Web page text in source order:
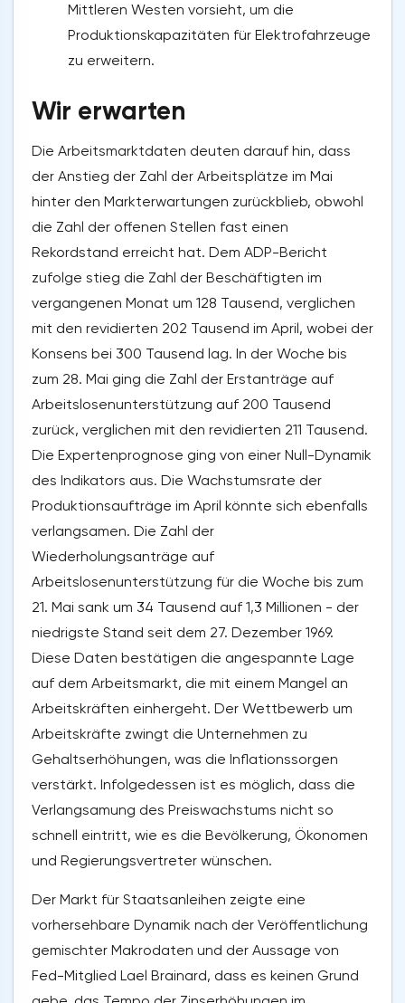
Mittleren Westen vorsieht, um die
Produktionskapazitäten für Elektrofahrzeuge
zu erweitern.
Wir erwarten
Die Arbeitsmarktdaten deuten darauf hin, dass
der Anstieg der Zahl der Arbeitsplätze im Mai
hinter den Markterwartungen zurückblieb, obwohl
die Zahl der offenen Stellen fast einen
Rekordstand erreicht hat. Dem ADP-Bericht
zufolge stieg die Zahl der Beschäftigten im
vergangenen Monat um 128 Tausend, verglichen
mit den revidierten 202 Tausend im April, wobei der
Konsens bei 300 Tausend lag. In der Woche bis
zum 28. Mai ging die Zahl der Erstanträge auf
Arbeitslosenunterstützung auf 200 Tausend
zurück, verglichen mit den revidierten 211 Tausend.
Die Expertenprognose ging von einer Null-Dynamik
des Indikators aus. Die Wachstumsrate der
Produktionsaufträge im April könnte sich ebenfalls
verlangsamen. Die Zahl der
Wiederholungsanträge auf
Arbeitslosenunterstützung für die Woche bis zum
21. Mai sank um 34 Tausend auf 1,3 Millionen - der
niedrigste Stand seit dem 27. Dezember 1969.
Diese Daten bestätigen die angespannte Lage
auf dem Arbeitsmarkt, die mit einem Mangel an
Arbeitskräften einhergeht. Der Wettbewerb um
Arbeitskräfte zwingt die Unternehmen zu
Gehaltserhöhungen, was die Inflationssorgen
verstärkt. Infolgedessen ist es möglich, dass die
Verlangsamung des Preiswachstums nicht so
schnell eintritt, wie es die Bevölkerung, Ökonomen
und Regierungsvertreter wünschen.
Der Markt für Staatsanleihen zeigte eine
vorhersehbare Dynamik nach der Veröffentlichung
gemischter Makrodaten und der Aussage von
Fed-Mitglied Lael Brainard, dass es keinen Grund